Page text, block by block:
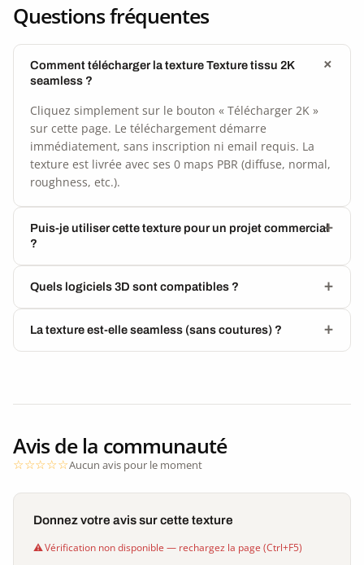
Questions fréquentes
Comment télécharger la texture Texture tissu 2K
seamless ?
Cliquez simplement sur le bouton « Télécharger 2K »
sur cette page. Le téléchargement démarre
immédiatement, sans inscription ni email requis. La
texture est livrée avec ses 0 maps PBR (diffuse, normal,
roughness, etc.).
Puis-je utiliser cette texture pour un projet commercial
?
Quels logiciels 3D sont compatibles ?
La texture est-elle seamless (sans coutures) ?
Avis de la communauté
Aucun avis pour le moment
Donnez votre avis sur cette texture
Vérification non disponible — rechargez la page (Ctrl+F5)